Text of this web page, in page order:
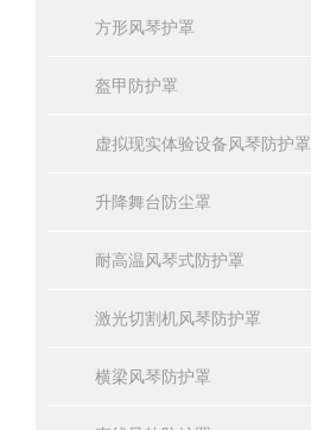
方形风琴护罩
盔甲防护罩
虚拟现实体验设备风琴防护罩
升降舞台防尘罩
耐高温风琴式防护罩
激光切割机风琴防护罩
横梁风琴防护罩